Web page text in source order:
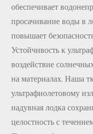
обеспечивает
просачивание воды в
повышает
Устойчивость к
воздействие
на материалах. Наша
ультрафиолетовому
надувная лодка
целостность с